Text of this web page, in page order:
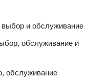
и обслуживание
обслуживание и
обслуживание